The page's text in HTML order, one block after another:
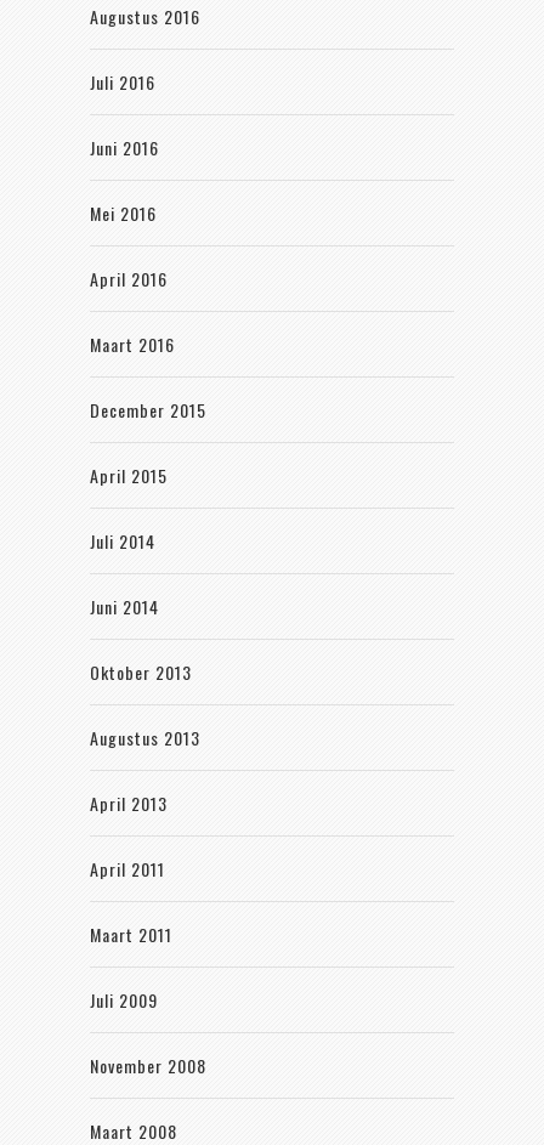
Augustus 2016
Juli 2016
Juni 2016
Mei 2016
April 2016
Maart 2016
December 2015
April 2015
Juli 2014
Juni 2014
Oktober 2013
Augustus 2013
April 2013
April 2011
Maart 2011
Juli 2009
November 2008
Maart 2008